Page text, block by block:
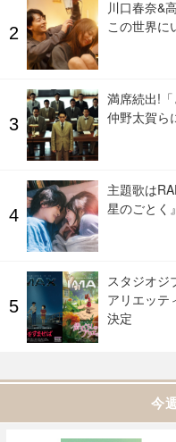
川口春奈&
この世界に
満席続出!
仲野太賀ら
主題歌は
星のごとく
スタジオジ
アリエッテ
決定
今